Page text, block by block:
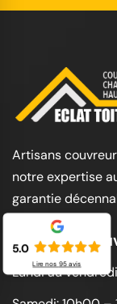
Artisans
notre expertise
garantie
Horaires
Lundi au
5.0
Lire nos 95avis